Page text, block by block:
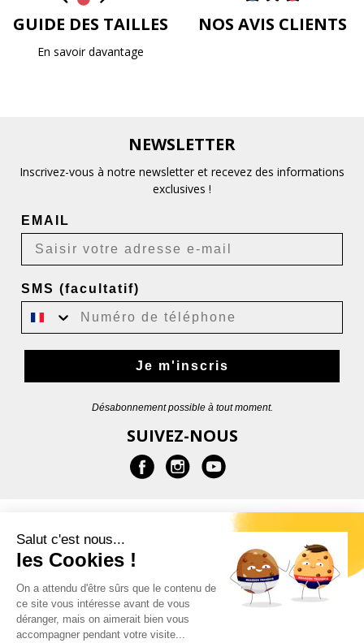
GUIDE DES TAILLES
En savoir davantage
NOS AVIS CLIENTS
NEWSLETTER
Inscrivez-vous à notre newsletter et recevez des informations
exclusives !
EMAIL
SMS (facultatif)
Je m'inscris
Désabonnement possible à tout moment.
SUIVEZ-NOUS
AIDE
CONTACT
Salut c'est nous...
les Cookies !
On a attendu d'être sûrs que le contenu de
ce site vous intéresse avant de vous
déranger, mais on aimerait bien vous
accompagner pendant votre visite...